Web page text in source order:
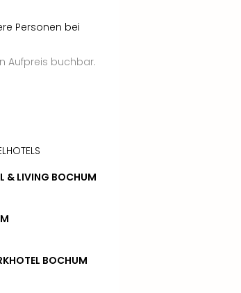
Personen bei
Aufpreis buchbar.
& LIVING BOCHUM
BOCHUM